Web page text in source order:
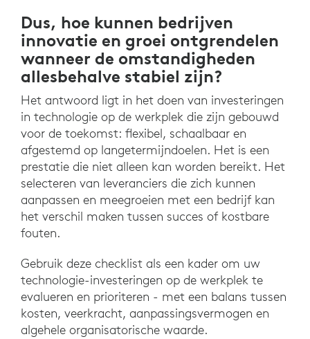
Dus, hoe kunnen bedrijven
innovatie en groei ontgrendelen
wanneer de omstandigheden
allesbehalve stabiel zijn?
Het antwoord ligt in het doen van investeringen
in technologie op de werkplek die zijn gebouwd
voor de toekomst: flexibel, schaalbaar en
afgestemd op langetermijndoelen. Het is een
prestatie die niet alleen kan worden bereikt. Het
selecteren van leveranciers die zich kunnen
aanpassen en meegroeien met een bedrijf kan
het verschil maken tussen succes of kostbare
fouten.
Gebruik deze checklist als een kader om uw
technologie-investeringen op de werkplek te
evalueren en prioriteren - met een balans tussen
kosten, veerkracht, aanpassingsvermogen en
algehele organisatorische waarde.